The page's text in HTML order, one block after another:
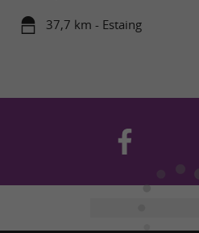
37,7 km - Estaing